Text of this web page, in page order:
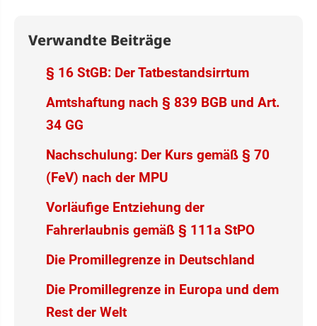
Verwandte Beiträge
§ 16 StGB: Der Tatbestandsirrtum
Amtshaftung nach § 839 BGB und Art.
34 GG
Nachschulung: Der Kurs gemäß § 70
(FeV) nach der MPU
Vorläufige Entziehung der
Fahrerlaubnis gemäß § 111a StPO
Die Promillegrenze in Deutschland
Die Promillegrenze in Europa und dem
Rest der Welt